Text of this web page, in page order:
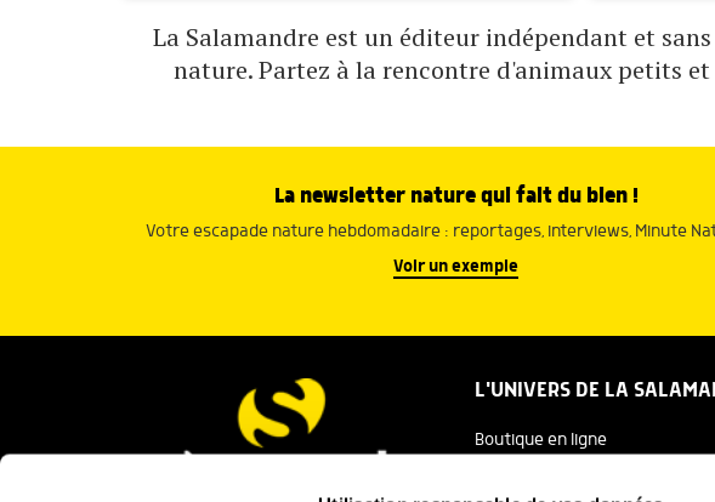
La Salamandre est un éditeur indépendant et
nature. Partez à la rencontre d'animaux petits
La newsletter nature qui fait du bien !
Votre escapade nature hebdomadaire : reportages, interviews, Minute
Voir un exemple
L'UNIVERS DE LA
Boutique en ligne